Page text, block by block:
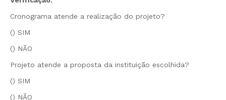
Cronograma atende a realização do projeto?
() SIM
() NÃO
Projeto atende a proposta da instituição escolhida?
() SIM
() NÃO